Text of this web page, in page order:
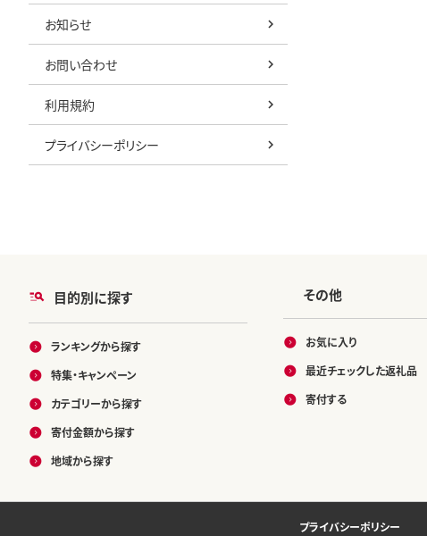
お知らせ
お問い合わせ
利用規約
プライバシーポリシー
目的別に探す
ランキングから探す
特集・キャンペーン
カテゴリーから探す
寄付金額から探す
地域から探す
その他
お気に入り
最近チェックした返礼品
寄付する
プライバシーポリシー